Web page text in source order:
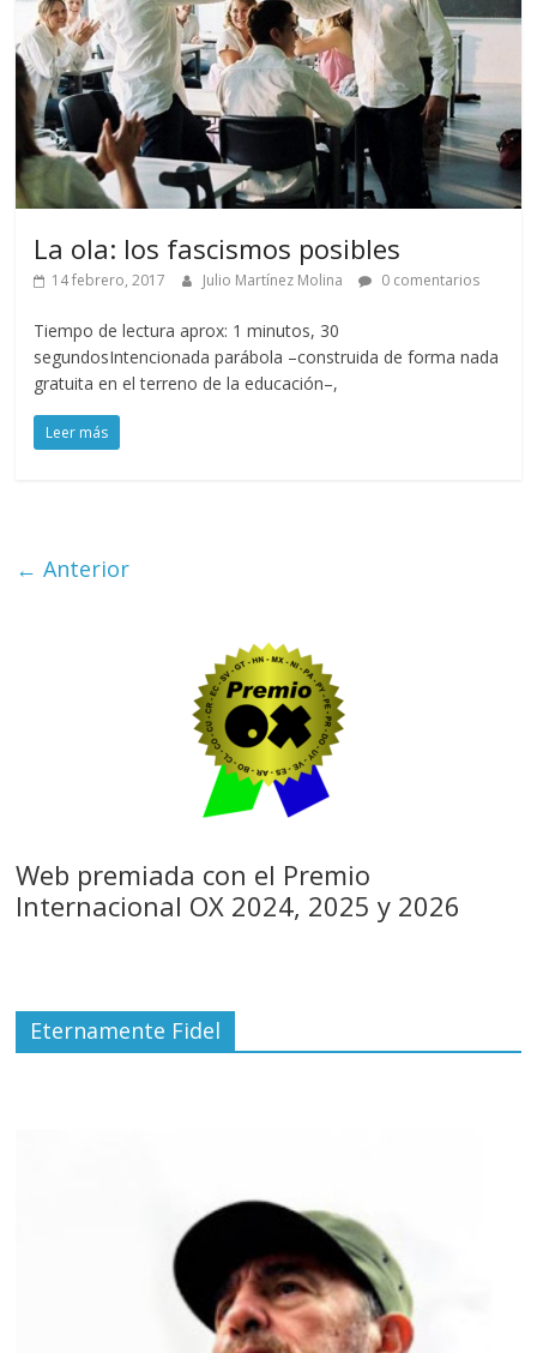
La ola: los fascismos posibles
14 febrero, 2017 Julio Martínez Molina 0 comentarios
Tiempo de lectura aprox: 1 minutos, 30
segundosIntencionada parábola –construida de forma nada
gratuita en el terreno de la educación–,
Leer más
← Anterior
Web premiada con el Premio
Internacional OX 2024, 2025 y 2026
Eternamente Fidel